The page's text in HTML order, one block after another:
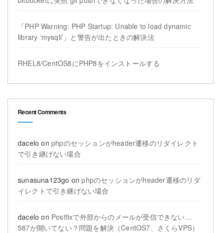
「PHP Warning: PHP Startup: Unable to load dynamic
library ‘mysqli’」と警告が出たときの解決法
RHEL8/CentOS8にPHP8をインストールする
Recent Comments
dacelo onphpのセッションがheader遷移のリダイレクト
で引き継げない場合
sunasuna123go onphpのセッションがheader遷移のリダ
イレクトで引き継げない場合
dacelo on Postfixで外部からのメールが受信できない…
587が開いてない？問題を解決（CentOS7、さくらVPS）